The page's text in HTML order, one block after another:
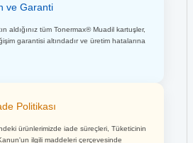
ve Garanti
aldığınız tüm Tonermax® Muadil kartuşler,
garantisi altındadır ve üretim hatalarına
Politikası
ürünlerimizde iade süreçleri, Tüketicinin
ilgili maddeleri çerçevesinde